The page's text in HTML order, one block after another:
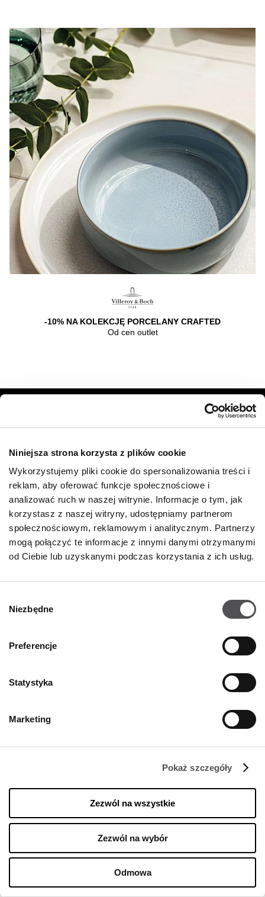
Niniejsza strona korzysta z plików cookie
Wykorzystujemy pliki cookie do spersonalizowania treści i
reklam, aby oferować funkcje społecznościowe i
analizować ruch w naszej witrynie. Informacje o tym, jak
korzystasz z naszej witryny, udostępniamy partnerom
społecznościowym, reklamowym i analitycznym. Partnerzy
mogą połączyć te informacje z innymi danymi otrzymanymi
od Ciebie lub uzyskanymi podczas korzystania z ich usług.
zgody
Niezbędne
Preferencje
Statystyka
Marketing
Pokaż szczegóły
Zezwól na wszystkie
Zezwól na wybór
Odmowa
-10% NA KOLEKCJĘ PORCELANY CRAFTED
Od cen outlet
Zostań VIP-em!
PODAJ SWÓJ ADRES E-MAIL
Poniedziałek
10:00 - 22:00
Środa
10:00 - 22:00
Czwartek
10:00 - 22:00
Sobota
10:00 - 22:00
10:00 - 21:00